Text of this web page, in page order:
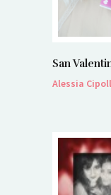
San
Alessia